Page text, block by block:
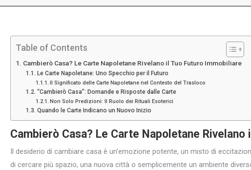
Table of Contents
Cambierò Casa? Le Carte Napoletane Rivelano il Tuo Futuro Immobiliare
Le Carte Napoletane: Uno Specchio per il Futuro
Il Significato delle Carte Napoletane nel Contesto del Trasloco
“Cambierò Casa”: Domande e Risposte dalle Carte
Non Solo Predizioni: Il Ruolo dei Rituali Esoterici
Quando le Carte Indicano un Nuovo Inizio
Cambierò Casa? Le Carte Napoletane Rivelano
Il desiderio di cambiare casa è un’emozione potente, un misto di
di cercare più spazio, una nuova città o semplicemente un ambiente